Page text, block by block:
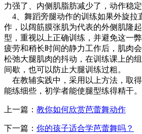
力强了、内侧肌脂肪减少了，动作稳
4、舞蹈旁腿动作的训练如果外旋拉
作，以阔筋膜张肌为代表的外侧肌隆
型，重视以上正确训练，并避免这一
疲劳和稍长时间的静力工作后，肌肉
松弛大腿肌肉的抖动，在训练课上的
间歇，也可以防止大腿训练过粗。
在教辅实践中，采用以上方法，取
能练细些，初学者能使腿型练得精干。
上一篇： 教你如何欣赏芭蕾舞动作
下一篇： 你的孩子适合学芭蕾舞吗？